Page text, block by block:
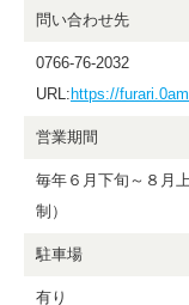
問い合わせ先
0766-76-2032
URL: https://
営業期間
毎年６月下旬～８月
制）
駐車場
有り